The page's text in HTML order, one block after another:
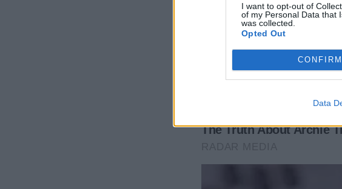
I want to opt-out of
of my Personal Data that
was collected.
Opted Out
CONFIRM
Data